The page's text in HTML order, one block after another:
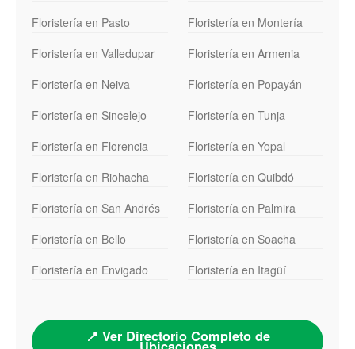
Floristería en Pasto
Floristería en Montería
Floristería en Valledupar
Floristería en Armenia
Floristería en Neiva
Floristería en Popayán
Floristería en Sincelejo
Floristería en Tunja
Floristería en Florencia
Floristería en Yopal
Floristería en Riohacha
Floristería en Quibdó
Floristería en San Andrés
Floristería en Palmira
Floristería en Bello
Floristería en Soacha
Floristería en Envigado
Floristería en Itagüí
📍 Ver Directorio Completo de